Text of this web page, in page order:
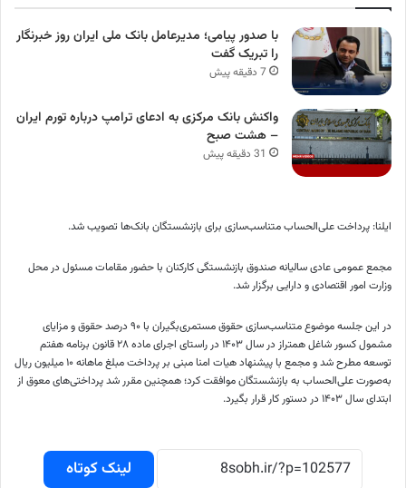
با صدور پیامی؛ مدیرعامل بانک ملی ایران روز خبرنگار
را تبریک گفت
7 دقیقه پیش
واکنش بانک مرکزی به ادعای ترامپ درباره تورم ایران
– هشت صبح
31 دقیقه پیش
ایلنا: پرداخت علی‌الحساب متناسب‌سازی برای بازنشستگان بانک‌ها تصویب شد.
مجمع عمومی عادی سالیانه صندوق بازنشستگی کارکنان با حضور مقامات مسئول در محل
وزارت امور اقتصادی و دارایی برگزار شد.
در این جلسه موضوع متناسب‌سازی حقوق مستمری‌بگیران با ۹۰ درصد حقوق و مزایای
مشمول کسور شاغل همتراز در سال ۱۴۰۳ در راستای اجرای ماده ۲۸ قانون برنامه هفتم
توسعه مطرح شد و مجمع با پیشنهاد هیات امنا مبنی بر پرداخت مبلغ ماهانه ۱۰ میلیون ریال
به‌صورت علی‌الحساب به بازنشستگان موافقت کرد؛ همچنین مقرر شد پرداختی‌های معوق از
ابتدای سال ۱۴۰۳ در دستور کار قرار بگیرد.
لینک کوتاه